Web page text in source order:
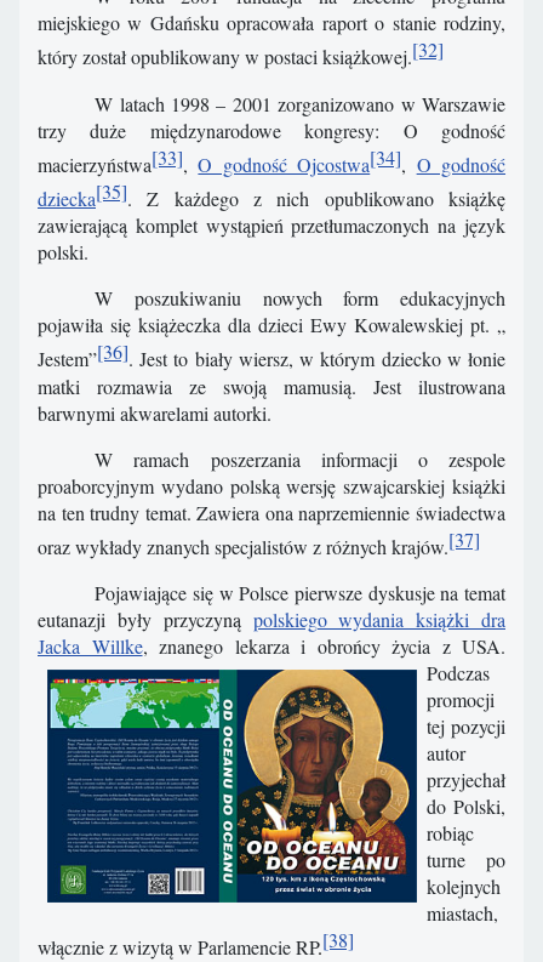
miejskiego w Gdańsku opracowała raport o stanie rodziny,
który został opublikowany w postaci książkowej.[32]
W latach 1998 – 2001 zorganizowano w Warszawie
trzy duże międzynarodowe kongresy: O godność
macierzyństwa[33],O godność Ojcostwa[34], O godność
dziecka[35]. Z każdego z nich opublikowano książkę
zawierającą komplet wystąpień przetłumaczonych na język
polski.
W poszukiwaniu nowych form edukacyjnych
pojawiła się książeczka dla dzieci Ewy Kowalewskiej pt. „
Jestem”[36]. Jest to biały wiersz, w którym dziecko w łonie
matki rozmawia ze swoją mamusią. Jest ilustrowana
barwnymi akwarelami autorki.
W ramach poszerzania informacji o zespole
proaborcyjnym wydano polską wersję szwajcarskiej książki
na ten trudny temat. Zawiera ona naprzemiennie świadectwa
oraz wykłady znanych specjalistów z różnych krajów.[37]
Pojawiające się w Polsce pierwsze dyskusje na temat
eutanazji były przyczyną polskiego wydania książki dra
Jacka Willke, znanego lekarza i obrońcy życia z USA.
Podczas
promocji
tej pozycji
autor
przyjechał
do Polski,
robiąc
turne po
kolejnych
miastach,
włącznie z wizytą w Parlamencie RP.[38]